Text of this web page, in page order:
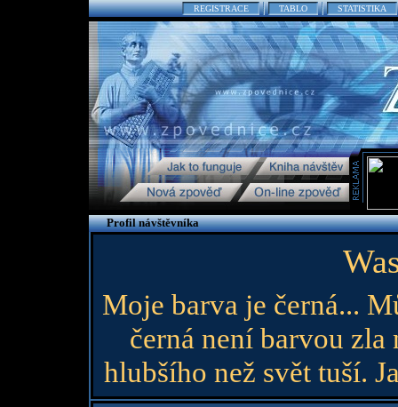
REGISTRACE TABLO STATISTIKA
Profil návštěvníka
Moje barva je černá...
černá není barvou
hlubšího než svět tuší.